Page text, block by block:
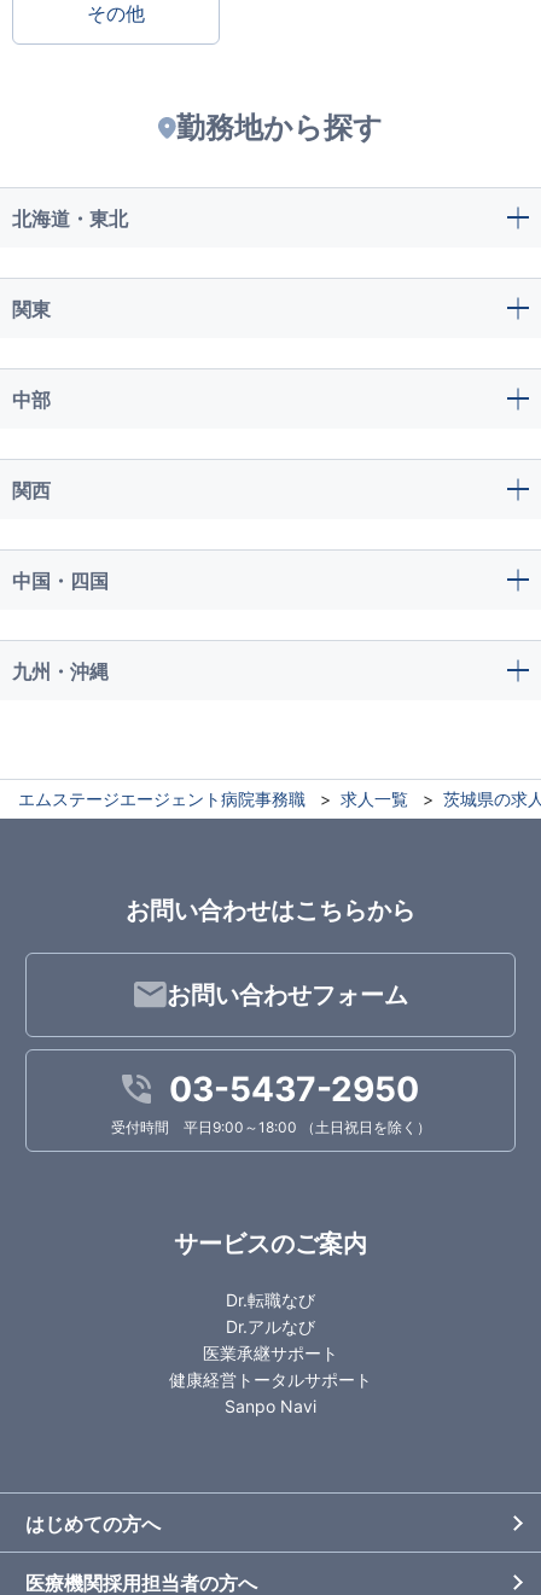
その他
勤務地から探す
北海道・東北
関東
中部
関西
中国・四国
九州・沖縄
エムステージエージェント病院事務職 求人一覧 茨城県の求
お問い合わせはこちらから
お問い合わせフォーム
03-5437-2950
受付時間 平日9:00～18:00 （土日祝日を除く）
サービスのご案内
Dr.転職なび
Dr.アルなび
医業承継サポート
健康経営トータルサポート
Sanpo Navi
はじめての方へ
医療機関採用担当者の方へ